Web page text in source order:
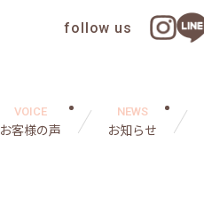
お客様の声
VOICE
お知らせ
NEWS
follow us